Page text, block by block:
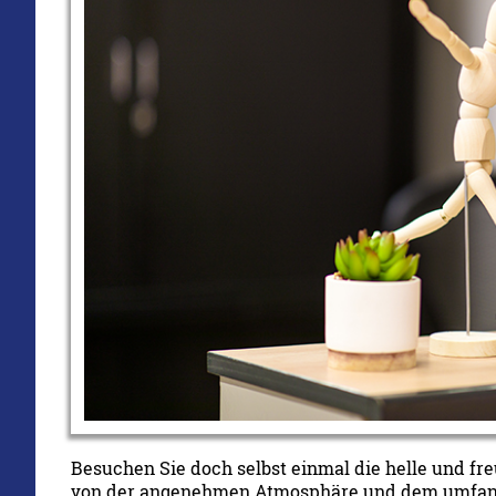
Besuchen Sie doch selbst einmal die helle und
von der angenehmen Atmosphäre und dem